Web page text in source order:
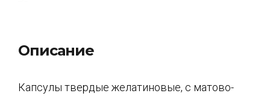
Описание
Капсулы твердые желатиновые, с матово-